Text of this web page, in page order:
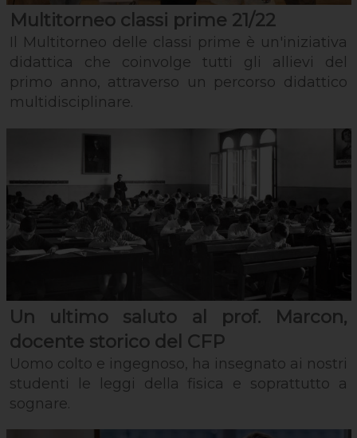
Multitorneo classi prime 21/22
Il Multitorneo delle classi prime è un'iniziativa
didattica che coinvolge tutti gli allievi del
primo anno, attraverso un percorso didattico
multidisciplinare.
Un ultimo saluto al prof. Marcon,
docente storico del CFP
Uomo colto e ingegnoso, ha insegnato ai nostri
studenti le leggi della fisica e soprattutto a
sognare.